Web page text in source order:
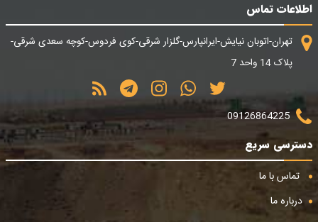
اطلاعات تماس
تهران-اتوبان نیایش-ایرانپارس-گلزار شرقی-کوی فردوس-کوچه سعدی شرقی-
پلاک 14 واحد 7
09126864225
دسترسی سریع
تماس با ما
درباره ما